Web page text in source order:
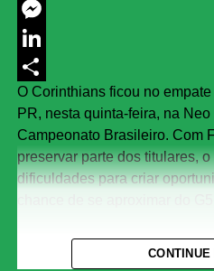
Twitter
Messenger
LinkedIn
Share
O Corinthians ficou no
PR, nesta quinta-feira, na
Campeonato Brasileiro. Com
preservar parte dos titulares,
dificuldades para criar
Com o resultado, o
permanece na oitava
CONTINUE